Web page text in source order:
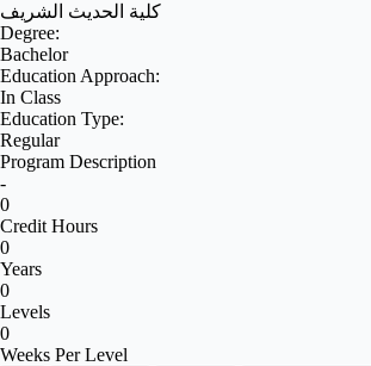
كلية الحديث الشريف
Degree:
Bachelor
Education Approach:
In Class
Education Type:
Regular
Program Description
-
0
Credit Hours
0
Years
0
Levels
0
Weeks Per Level